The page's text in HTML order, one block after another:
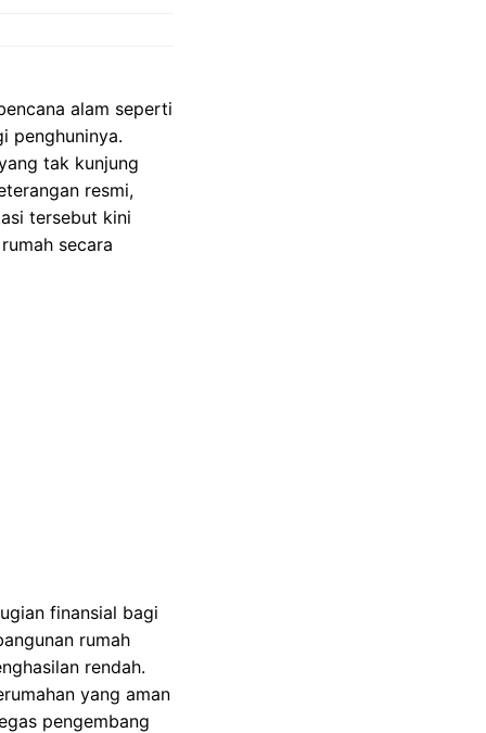
alam seperti
penghuninya.
tak kunjung
resmi,
tersebut kini
secara
finansial bagi
rumah
rendah.
yang aman
pengembang